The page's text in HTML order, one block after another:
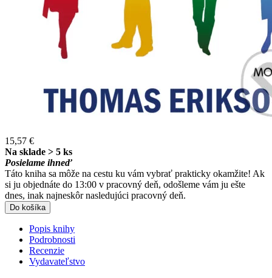
15,57 €
Na sklade > 5 ks
Posielame ihneď
Táto kniha sa môže na cestu ku vám vybrať prakticky okamžite! Ak
si ju objednáte do 13:00 v pracovný deň, odošleme vám ju ešte
dnes, inak najneskôr nasledujúci pracovný deň.
Do košíka
Popis knihy
Podrobnosti
Recenzie
Vydavateľstvo